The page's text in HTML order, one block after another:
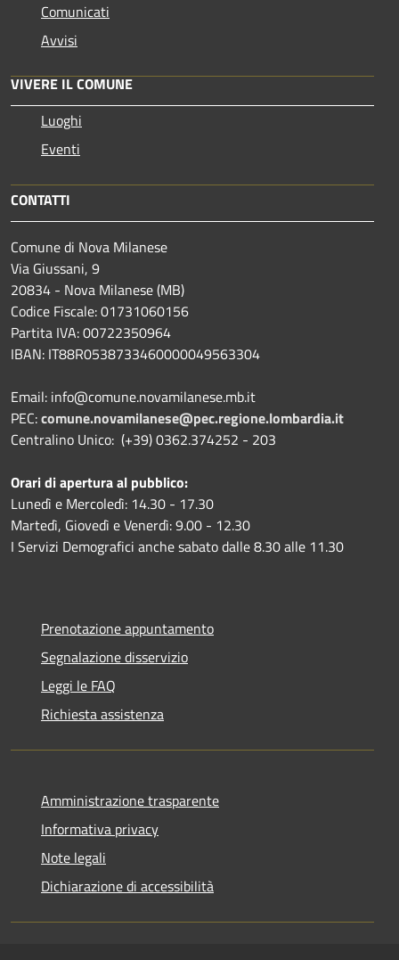
Comunicati
Avvisi
VIVERE IL COMUNE
Luoghi
Eventi
CONTATTI
Comune di Nova Milanese
Via Giussani, 9
20834 - Nova Milanese (MB)
Codice Fiscale: 01731060156
Partita IVA: 00722350964
IBAN: IT88R0538733460000049563304
Email: info@comune.novamilanese.mb.it
PEC:comune.novamilanese@pec.regione.lombardia.it
Centralino Unico: (+39) 0362.374252 - 203
Orari di apertura al pubblico:
Lunedì e Mercoledì: 14.30 - 17.30
Martedì, Giovedì e Venerdì: 9.00 - 12.30
I Servizi Demografici anche sabato dalle 8.30 alle 11.30
Prenotazione appuntamento
Segnalazione disservizio
Leggi le FAQ
Richiesta assistenza
Amministrazione trasparente
Informativa privacy
Note legali
Dichiarazione di accessibilità